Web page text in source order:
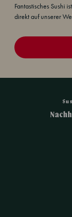
Fantastisches Sushi
direkt auf unserer